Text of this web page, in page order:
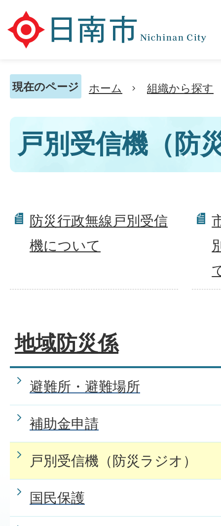
現在のページ ホーム 組織から探す
戸別受信機（防
防災行政無線戸別受信
機について
地域防災係
避難所・避難場所
補助金申請
戸別受信機（防災ラジオ）
国民保護